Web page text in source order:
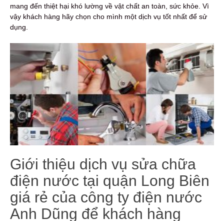
mang đến thiệt hại khó lường về vật chất an toàn, sức khỏe. Vì
vậy khách hàng hãy chọn cho mình một dịch vụ tốt nhất để sử
dụng.
Giới thiệu dịch vụ sửa chữa
điện nước tại quận Long Biên
giá rẻ của công ty điện nước
Anh Dũng để khách hàng